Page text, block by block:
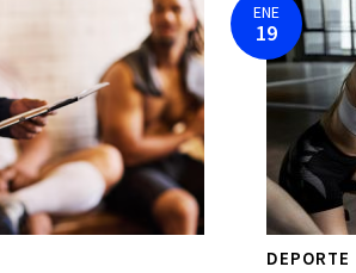
ENE
19
DEPORTE